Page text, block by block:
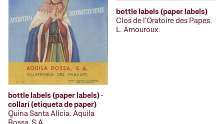
bottle labels (paper labels) ·
collarí (etiqueta de paper)
Quina Santa Alicia. Aquila
bottle labels (paper labels)
Clos de l'Oratoire des Papes.
L. Amouroux.